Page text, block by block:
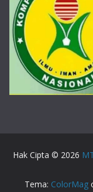
Hak Cipta © 2026
Tema: ColorMag